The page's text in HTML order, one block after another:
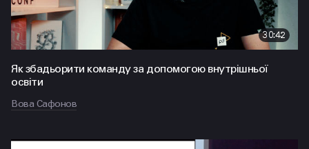
30:42
Як збадьорити команду за допомогою внутрішньої
освіти
Вова Сафонов